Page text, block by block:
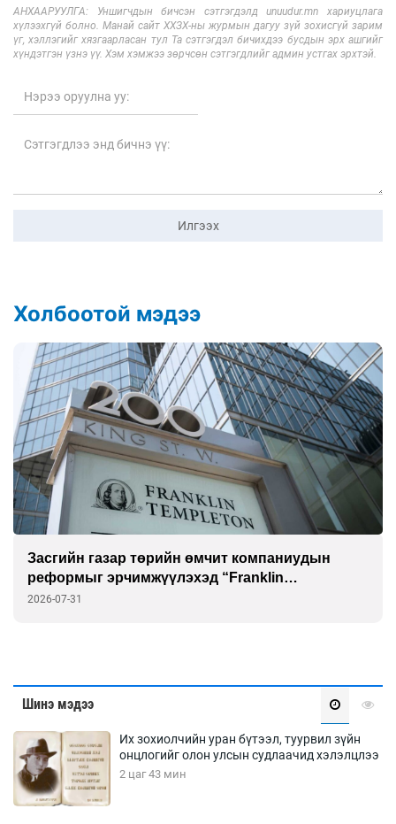
АНХААРУУЛГА: Уншигчдын бичсэн сэтгэгдэлд unuudur.mn хариуцлага
хүлээхгүй болно. Манай сайт ХХЗХ-ны журмын дагуу зүй зохисгүй зарим
үг, хэллэгийг хязгаарласан тул Та сэтгэгдэл бичихдээ бусдын эрх ашгийг
хүндэтгэн үзнэ үү. Хэм хэмжээ зөрчсөн сэтгэгдлийг админ устгах эрхтэй.
Илгээх
Холбоотой мэдээ
Засгийн газар төрийн өмчит компаниудын
реформыг эрчимжүүлэхэд “Franklin
Templeton”-той хамтарна
2026-07-31
Шинэ мэдээ
Их зохиолчийн уран бүтээл, туурвил зүйн
онцлогийг олон улсын судлаачид хэлэлцлээ
2 цаг 43 мин